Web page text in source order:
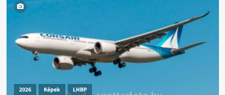
2026 Képek LHBP